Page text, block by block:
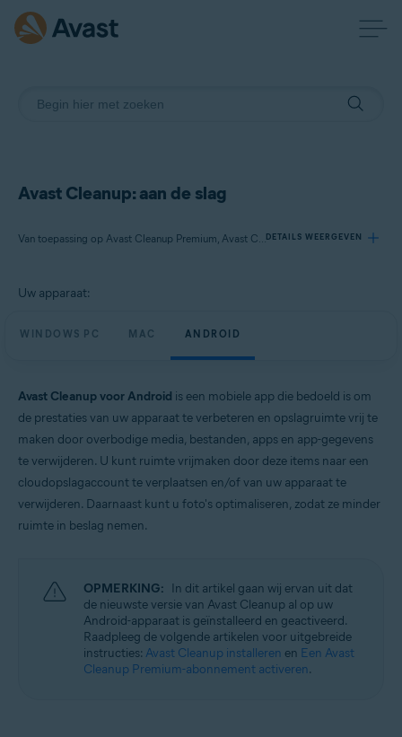
Avast Cleanup: aan de slag
Van toepassing op Avast Cleanup Premium, Avast CleanupDETAILS WEERGEVEN
Avast Cleanup Premium
Uw apparaat:
WINDOWS PC MAC ANDROID
Avast Cleanup voor Android is een mobiele app die bedoeld is om
de prestaties van uw apparaat te verbeteren en opslagruimte vrij te
maken door overbodige media, bestanden, apps en app-gegevens
te verwijderen. U kunt ruimte vrijmaken door deze items naar een
cloudopslagaccount te verplaatsen en/of van uw apparaat te
verwijderen. Daarnaast kunt u foto's optimaliseren, zodat ze minder
ruimte in beslag nemen.
OPMERKING: In dit artikel gaan wij ervan uit dat
de nieuwste versie van Avast Cleanup al op uw
Android-apparaat is geïnstalleerd en geactiveerd.
Raadpleeg de volgende artikelen voor uitgebreide
instructies: Avast Cleanup installeren en Een Avast
Cleanup Premium-abonnement activeren.